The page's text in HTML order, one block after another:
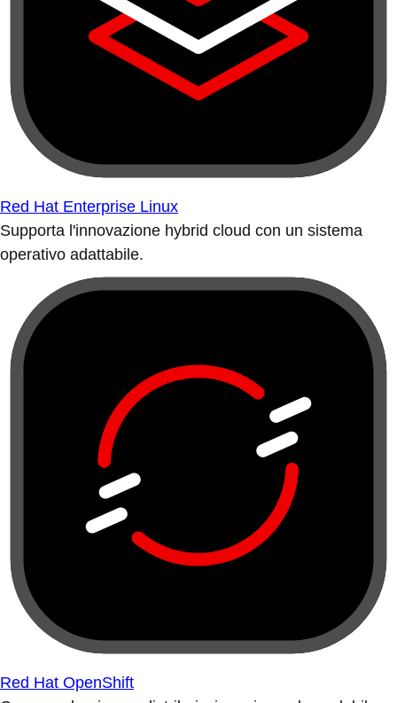
Red Hat Enterprise Linux
Supporta l'innovazione hybrid cloud con un sistema
operativo adattabile.
Red Hat OpenShift